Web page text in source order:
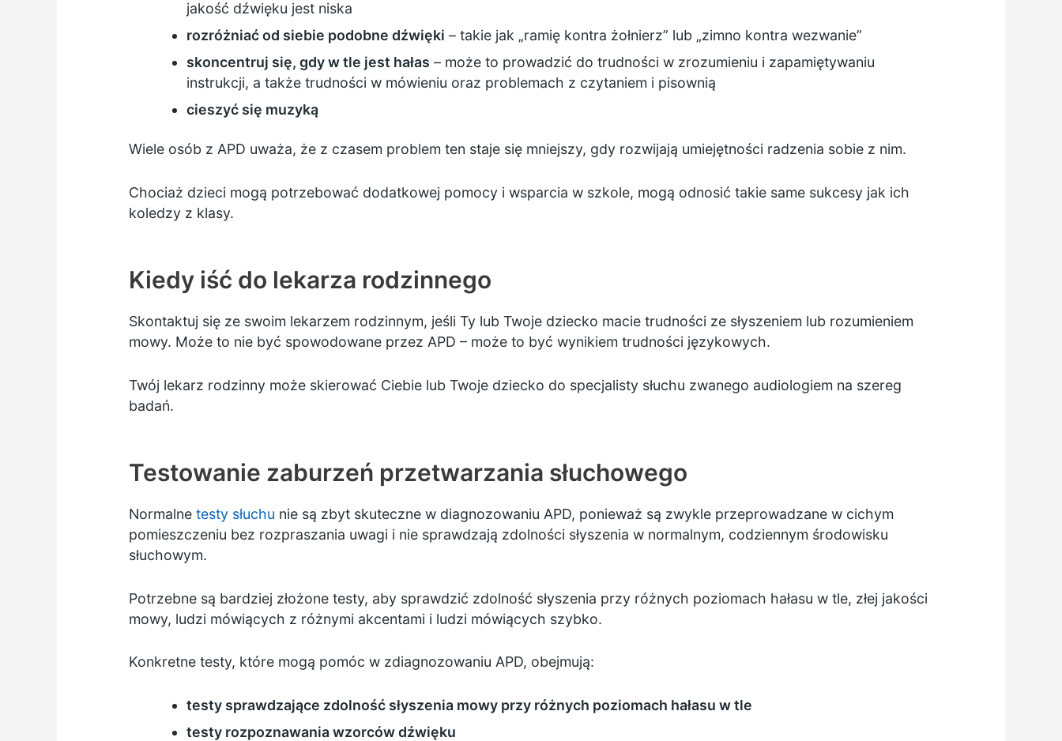
jakość dźwięku jest niska
rozróżniać od siebie podobne dźwięki – takie jak „ramię kontra żołnierz” lub „zimno kontra wezwanie”
skoncentruj się, gdy w tle jest hałas – może to prowadzić do trudności w zrozumieniu i zapamiętywaniu
instrukcji, a także trudności w mówieniu oraz problemach z czytaniem i pisownią
cieszyć się muzyką
Wiele osób z APD uważa, że z czasem problem ten staje się mniejszy, gdy rozwijają umiejętności radzenia sobie z nim.
Chociaż dzieci mogą potrzebować dodatkowej pomocy i wsparcia w szkole, mogą odnosić takie same sukcesy jak ich
koledzy z klasy.
Kiedy iść do lekarza rodzinnego
Skontaktuj się ze swoim lekarzem rodzinnym, jeśli Ty lub Twoje dziecko macie trudności ze słyszeniem lub rozumieniem
mowy. Może to nie być spowodowane przez APD – może to być wynikiem trudności językowych.
Twój lekarz rodzinny może skierować Ciebie lub Twoje dziecko do specjalisty słuchu zwanego audiologiem na szereg
badań.
Testowanie zaburzeń przetwarzania słuchowego
Normalne testy słuchu nie są zbyt skuteczne w diagnozowaniu APD, ponieważ są zwykle przeprowadzane w cichym
pomieszczeniu bez rozpraszania uwagi i nie sprawdzają zdolności słyszenia w normalnym, codziennym środowisku
słuchowym.
Potrzebne są bardziej złożone testy, aby sprawdzić zdolność słyszenia przy różnych poziomach hałasu w tle, złej jakości
mowy, ludzi mówiących z różnymi akcentami i ludzi mówiących szybko.
Konkretne testy, które mogą pomóc w zdiagnozowaniu APD, obejmują:
testy sprawdzające zdolność słyszenia mowy przy różnych poziomach hałasu w tle
testy rozpoznawania wzorców dźwięku